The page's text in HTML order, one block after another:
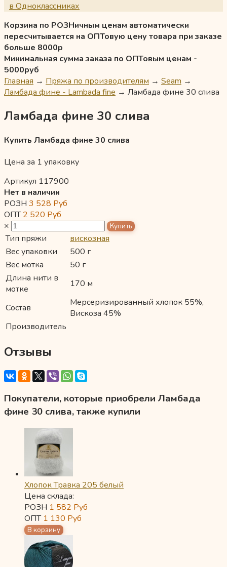
в Одноклассниках
Корзина по РОЗНичным ценам автоматически
пересчитывается на ОПТовую цену товара при заказе
больше 8000р
Минимальная сумма заказа по ОПТовым ценам -
5000руб
Главная → Пряжа по производителям → Seam →
Ламбада фине - Lambada fine → Ламбада фине 30 слива
Ламбада фине 30 слива
Купить Ламбада фине 30 слива
Цена за 1 упаковку
Артикул 117900
Нет в наличии
РОЗН 3 528 Руб
ОПТ2 520 Руб
×
Тип пряжи
вискозная
Вес упаковки
500 г
Вес мотка
50 г
Длина нити в
мотке
170 м
Состав
Мерсеризированный хлопок 55%,
Вискоза 45%
Производитель
Отзывы
Покупатели, которые приобрели Ламбада
фине 30 слива, также купили
Хлопок Травка 205 белый
Цена склада:
РОЗН 1 582 Руб
ОПТ 1 130 Руб